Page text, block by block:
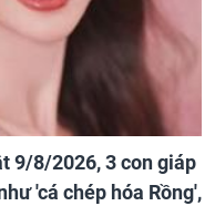
9/8/2026, 3 con giáp
'cá chép hóa Rồng',